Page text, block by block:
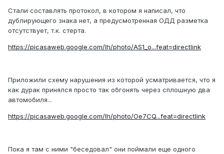
Стали составлять протокол, в котором я написал, что
дублирующего знака нет, а предусмотренная ОДД разметка
отсутствует, т.к. стерта.
https://picasaweb.google.com/lh/photo/AS1_o...feat=directlink
Приложили схему нарушения из которой усматривается, что я
как дурак принялся просто так обгонять через сплошную два
автомобиля...
https://picasaweb.google.com/lh/photo/Oe7CQ...feat=directlink
Пока я там с ними "беседовал" они поймали еще одного